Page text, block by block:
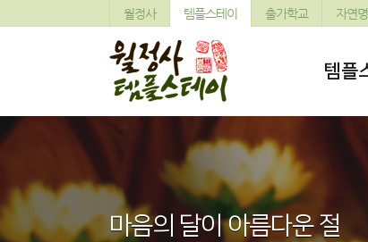
월정사 템플스테이 출가학교 자연
템플
마음의 달이 아름다운 절